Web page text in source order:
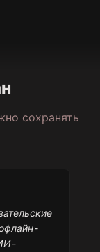
сохранять